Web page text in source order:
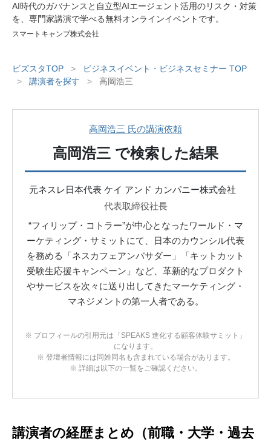
AI時代のガバナンスと自立型AIエージェント活用のリスク・対策
を、専門家講演で学べる無料オンラインイベントです。
スマートキャンプ株式会社
ビズスタTOP >
ビジネスイベント・ビジネスセミナー TOP
>
講演者を探す > 高岡浩三
高岡浩三 氏の講演依頼
高岡浩三 で検索した結果
元ネスレ日本代表 ケイ アンド カンパニー株式会社
代表取締役社長
“フィリップ・コトラー”が中心となったワールド・マ
ーケティング・サミットにて、日本のカウンシル代表
を務める「ネスカフェアンバサダー」「キットカット
受験生応援キャンペーン」など、革新的なプロダクト
やサービスを次々に送り出してきたマーケティング・
マネジメントの第一人者である。
※ プロフィールの引用元は「SPEAKS 進化する顧客体験サミット」
になります。
※ 登壇者情報には同姓同名も含まれている場合があります。
※ 詳細は以下の一覧をご確認ください。
講演者の経歴まとめ（前職・大学・過去